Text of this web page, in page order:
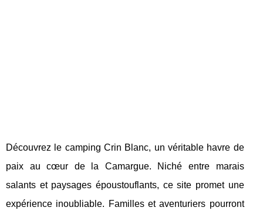
Découvrez le camping Crin Blanc, un véritable havre de
paix au cœur de la Camargue. Niché entre marais
salants et paysages époustouflants, ce site promet une
expérience inoubliable. Familles et aventuriers pourront